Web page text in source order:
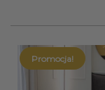
Promocja!